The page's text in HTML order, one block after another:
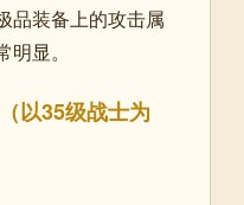
品装备上的攻击属
显。
以35级战士为